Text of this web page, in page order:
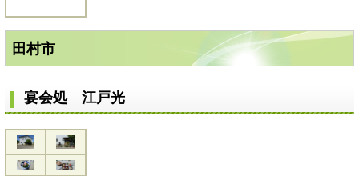
田村市
宴会処 江戸光